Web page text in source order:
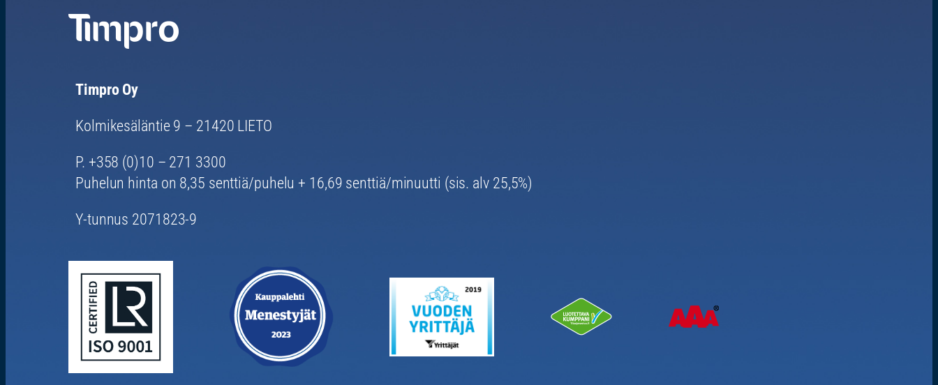
Timpro Oy
Kolmikesäläntie 9 – 21420 LIETO
P. +358 (0)10 – 271 3300
Puhelun hinta on 8,35 senttiä/puhelu + 16,69 senttiä/minuutti (sis. alv 25,5%)
Y-tunnus 2071823-9